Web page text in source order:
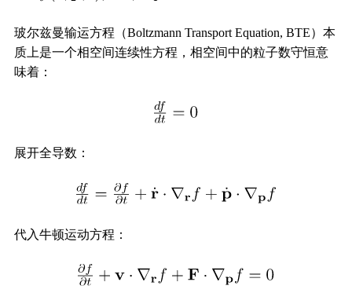
玻尔兹曼输运方程（Boltzmann Transport Equation, BTE）本
质上是一个相空间连续性方程，相空间中的粒子数守恒意
味着：
展开全导数：
代入牛顿运动方程：